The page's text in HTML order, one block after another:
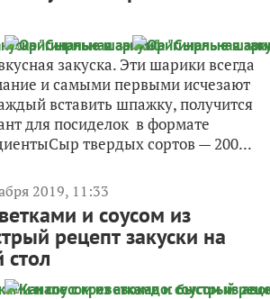
закуска. Эти шарики всегда
и самыми первыми исчезают
вставить шпажку, получится
для посиделок в формате
твердых сортов — 200...
2019, 11:33
и соусом из
рецепт закуски на